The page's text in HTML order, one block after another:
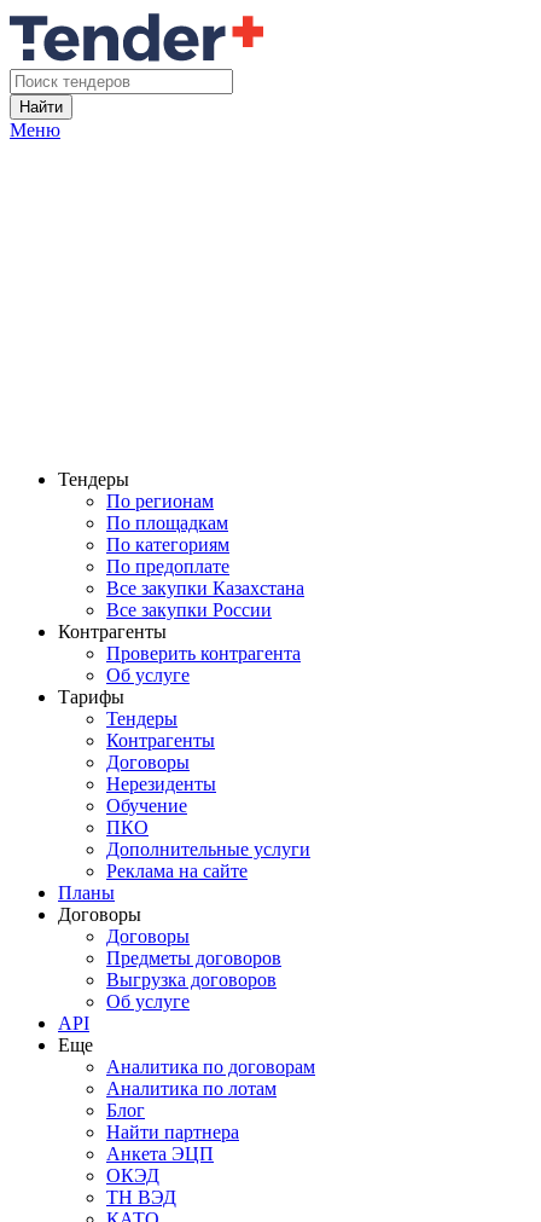
Найти
Меню
Тендеры
По регионам
По площадкам
По категориям
По предоплате
Все закупки Казахстана
Все закупки России
Контрагенты
Проверить контрагента
Об услуге
Тарифы
Тендеры
Контрагенты
Договоры
Нерезиденты
Обучение
ПКО
Дополнительные услуги
Реклама на сайте
Планы
Договоры
Договоры
Предметы договоров
Выгрузка договоров
Об услуге
API
Еще
Аналитика по договорам
Аналитика по лотам
Блог
Найти партнера
Анкета ЭЦП
ОКЭД
ТН ВЭД